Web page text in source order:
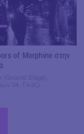
of Morphine στην